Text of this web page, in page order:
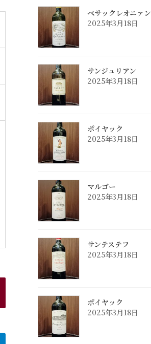
ペサックレオニァン
2025年3月18日
サンジュリアン
2025年3月18日
ポイヤック
2025年3月18日
マルゴー
2025年3月18日
サンテステフ
2025年3月18日
ポイヤック
2025年3月18日